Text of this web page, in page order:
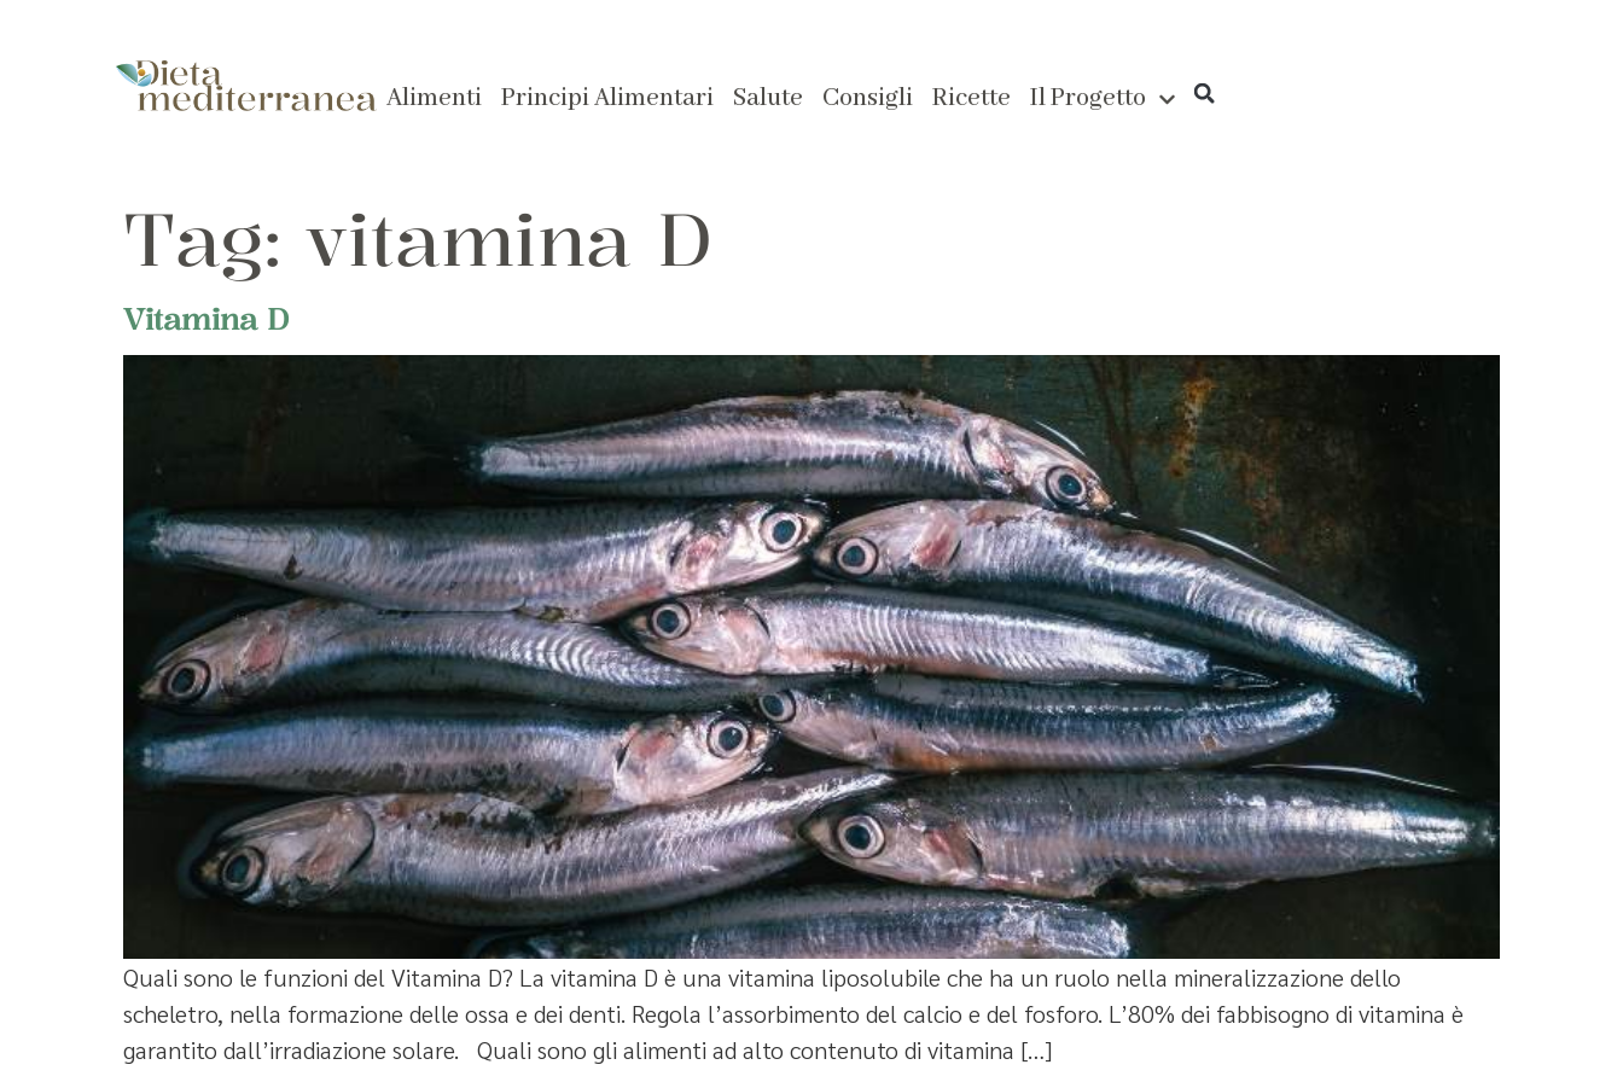
Alimenti Principi Alimentari Salute Consigli Ricette Il Progetto
Tag: vitamina D
Vitamina D
Quali sono le funzioni del Vitamina D? La vitamina D è una vitamina liposolubile che ha un ruolo nella mineralizzazione dello
scheletro, nella formazione delle ossa e dei denti. Regola l’assorbimento del calcio e del fosforo. L’80% dei fabbisogno di vitamina è
garantito dall’irradiazione solare. Quali sono gli alimenti ad alto contenuto di vitamina […]